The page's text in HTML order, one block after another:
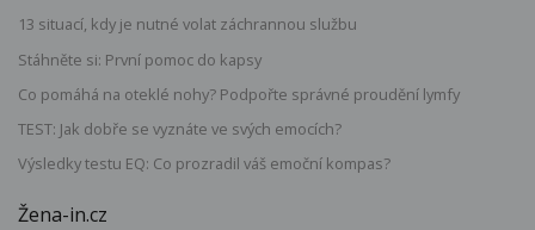
13 situací, kdy je nutné volat záchrannou službu
Stáhněte si: První pomoc do kapsy
Co pomáhá na oteklé nohy? Podpořte správné proudění lymfy
TEST: Jak dobře se vyznáte ve svých emocích?
Výsledky testu EQ: Co prozradil váš emoční kompas?
Žena-in.cz